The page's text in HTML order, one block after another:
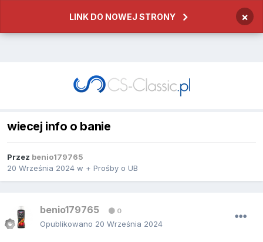
LINK DO NOWEJ STRONY ×
wiecej info o banie
Przez benio179765
20 Września 2024 w + Prośby o UB
benio179765 0
Opublikowano 20 Września 2024